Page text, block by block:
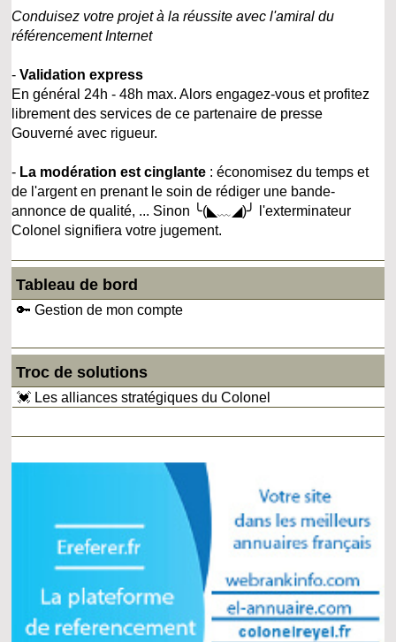
Conduisez votre projet à la réussite avec l'amiral du
référencement Internet
-Validation express
En général 24h - 48h max. Alors engagez-vous et profitez
librement des services de ce partenaire de presse
Gouverné avec rigueur.
- La modération est cinglante : économisez du temps et
de l'argent en prenant le soin de rédiger une bande-
annonce de qualité, ... Sinon ╰(◣﹏◢)╯ l'exterminateur
Colonel signifiera votre jugement.
Tableau de bord
🔑 Gestion de mon compte
Troc de solutions
💓 Les alliances stratégiques du Colonel